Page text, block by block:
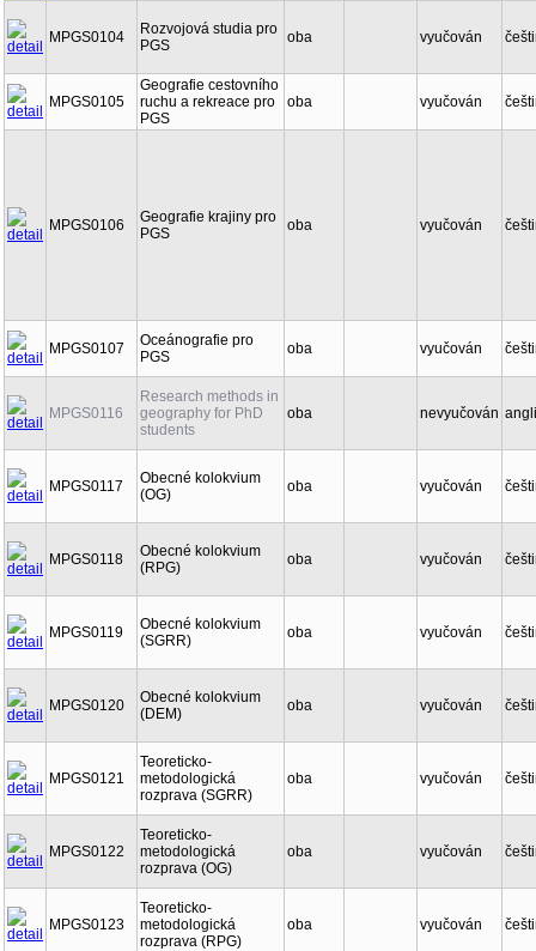
MPGS0104
Rozvojová studia pro
PGS
oba vyučován
MPGS0105
Geografie cestovního
ruchu a rekreace pro
PGS
oba vyučován
MPGS0106
Geografie krajiny pro
PGS
oba vyučován
MPGS0107
Oceánografie pro
PGS
oba vyučován
MPGS0116
Research methods in
geography for PhD
students
oba nevyučován
MPGS0117
Obecné kolokvium
(OG)
oba vyučován
MPGS0118
Obecné kolokvium
(RPG)
oba vyučován
MPGS0119
Obecné kolokvium
(SGRR)
oba vyučován
MPGS0120
Obecné kolokvium
(DEM)
oba vyučován
MPGS0121
Teoreticko-
metodologická
rozprava (SGRR)
oba vyučován
MPGS0122
Teoreticko-
metodologická
rozprava (OG)
oba vyučován
MPGS0123
Teoreticko-
metodologická
rozprava (RPG)
oba vyučován